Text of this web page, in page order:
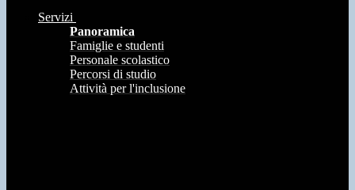
Servizi
Panoramica
Famiglie e studenti
Personale scolastico
Percorsi di studio
Attività per l'inclusione